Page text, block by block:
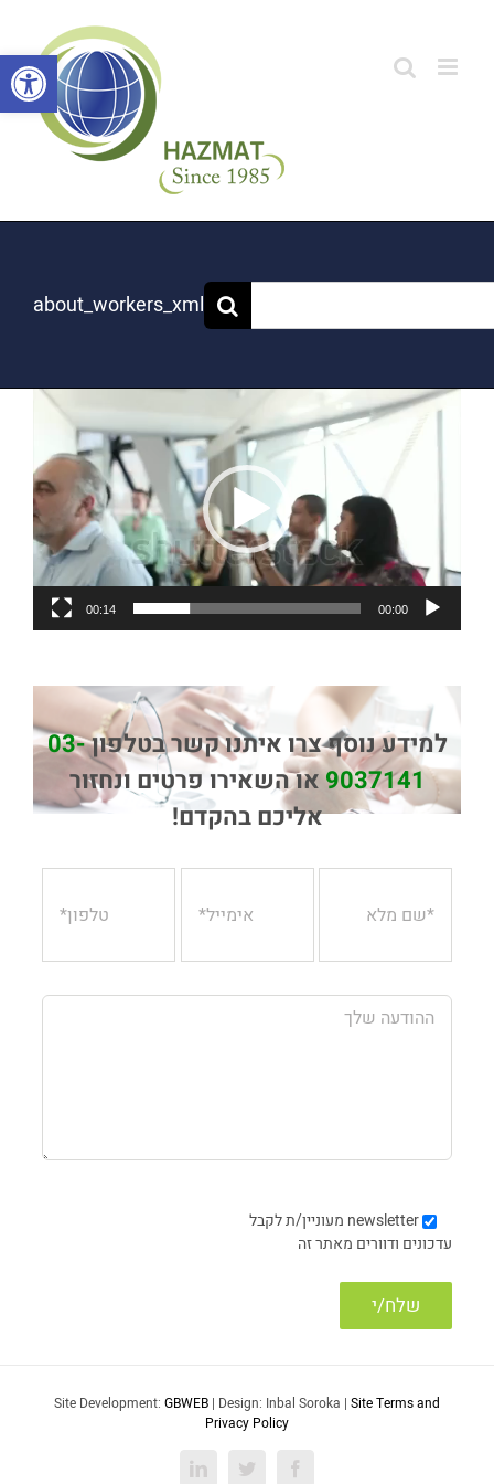
פתח
about_workers_xml
נגן
00:00
00:14
למידע נוסף צרו איתנו קשר בטלפון03-
9037141או השאירו פרטים ונחזור
אליכם בהקדם!
newsletter מעוניין/ת לקבל
עדכונים ודוורים מאתר זה
Site Development: GBWEB | Design: Inbal Soroka | Site Terms and
Privacy Policy
Facebook
Twitter
LinkedIn